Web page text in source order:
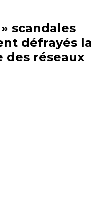
scandales
défrayés la
des réseaux